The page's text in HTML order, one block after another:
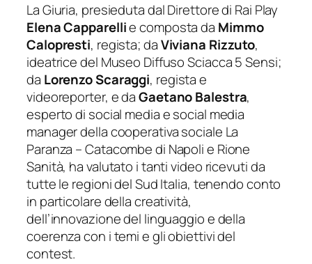
La Giuria, presieduta dal Direttore di Rai Play
Elena Capparellie composta da Mimmo
Calopresti, regista; daViviana Rizzuto,
ideatrice del Museo Diffuso Sciacca 5 Sensi;
da Lorenzo Scaraggi, regista e
videoreporter, e daGaetano Balestra,
esperto di social media e social media
manager della cooperativa sociale La
Paranza – Catacombe di Napoli e Rione
Sanità, ha valutato i tanti video ricevuti da
tutte le regioni del Sud Italia, tenendo conto
in particolare della creatività,
dell’innovazione del linguaggio e della
coerenza con i temi e gli obiettivi del
contest.